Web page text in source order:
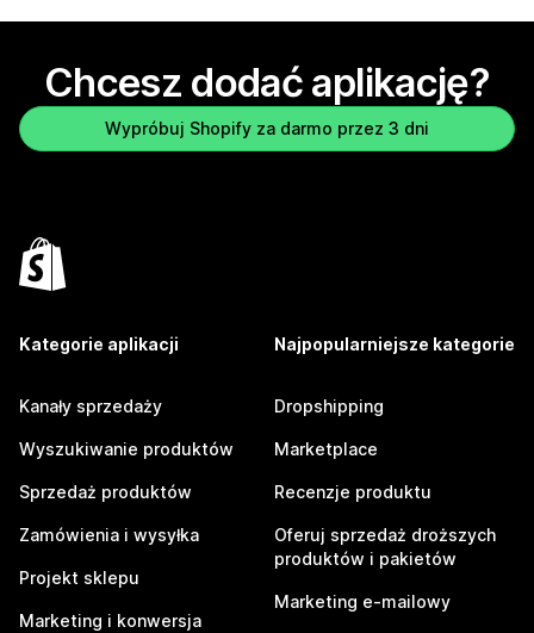
Chcesz dodać aplikację?
Wypróbuj Shopify za darmo przez 3 dni
Kategorie aplikacji
Kanały sprzedaży
Wyszukiwanie produktów
Sprzedaż produktów
Zamówienia i wysyłka
Projekt sklepu
Marketing i konwersja
Najpopularniejsze kategorie
Dropshipping
Marketplace
Recenzje produktu
Oferuj sprzedaż droższych
produktów i pakietów
Marketing e-mailowy